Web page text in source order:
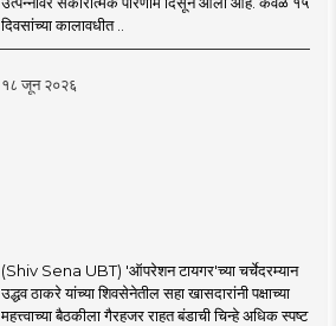
दिवसांच्या कालावधीत ..
१८ जून २०२६
(Shiv Sena UBT) 'ऑपरेशन टायगर'च्या चर्चेदरम्यान
उद्धव ठाकरे यांच्या शिवसेनेतील सहा खासदारांनी पक्षाच्या
महत्त्वाच्या बैठकीला गैरहजर राहत बंडाची चिन्हे अधिक स्पष्ट